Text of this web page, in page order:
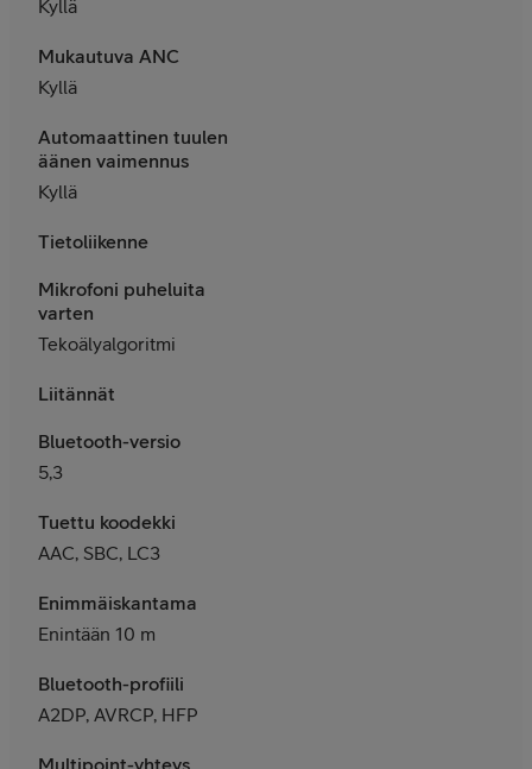
Kyllä
Mukautuva ANC
Kyllä
Automaattinen tuulen
äänen vaimennus
Kyllä
Tietoliikenne
Mikrofoni puheluita
varten
Tekoälyalgoritmi
Liitännät
Bluetooth-versio
5,3
Tuettu koodekki
AAC, SBC, LC3
Enimmäiskantama
Enintään 10 m
Bluetooth-profiili
A2DP, AVRCP, HFP
Multipoint-yhteys